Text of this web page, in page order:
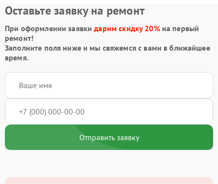
Оставьте заявку на ремонт
При оформлении заявкидарим скидку 20%на первый
ремонт!
Заполните поля ниже и мы свяжемся с вами в ближайшее
время.
Отправить заявку